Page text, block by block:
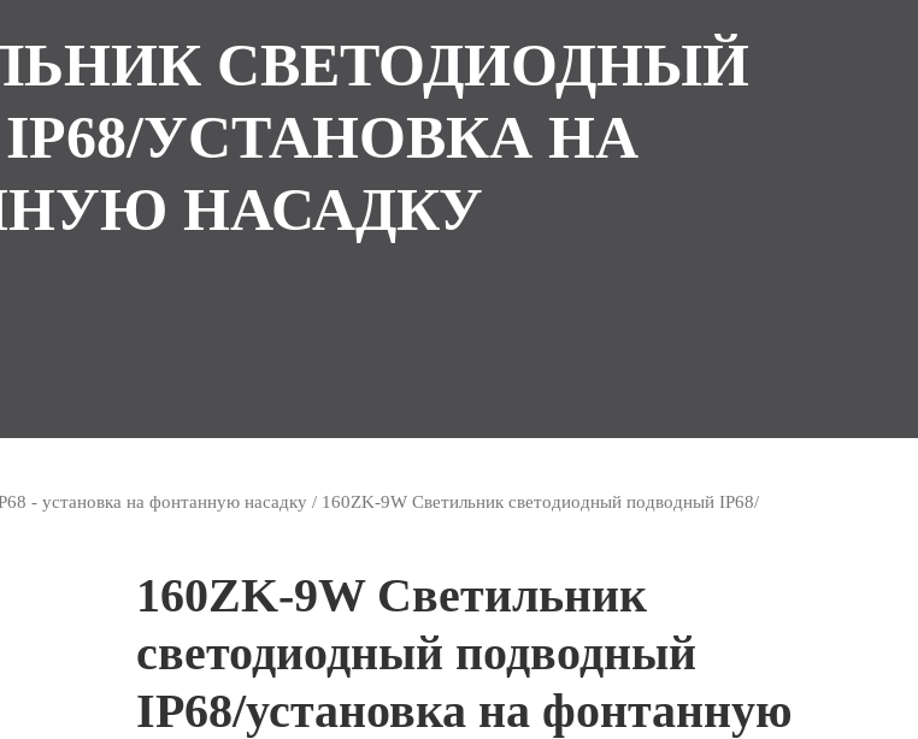
СВЕТОДИОДНЫЙ
УСТАНОВКА НА
НАСАДКУ
- установка на фонтанную насадку / 160ZK-9W Светильник светодиодный подводный IP68/
160ZK-9W Светильник
светодиодный подводный
IP68/установка на фонтанную